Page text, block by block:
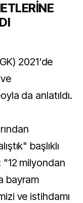
2021'de
da anlatıldı.
başlıklı
milyondan
bayram
ve istihdamı